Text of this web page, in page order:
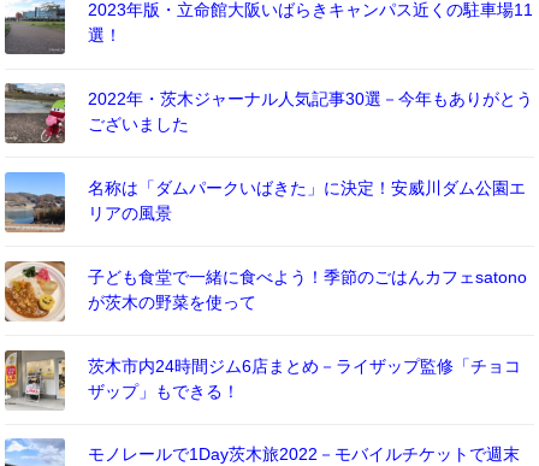
2023年版・立命館大阪いばらきキャンパス近くの駐車場11
選！
2022年・茨木ジャーナル人気記事30選－今年もありがとう
ございました
名称は「ダムパークいばきた」に決定！安威川ダム公園エ
リアの風景
子ども食堂で一緒に食べよう！季節のごはんカフェsatono
が茨木の野菜を使って
茨木市内24時間ジム6店まとめ－ライザップ監修「チョコ
ザップ」もできる！
モノレールで1Day茨木旅2022－モバイルチケットで週末